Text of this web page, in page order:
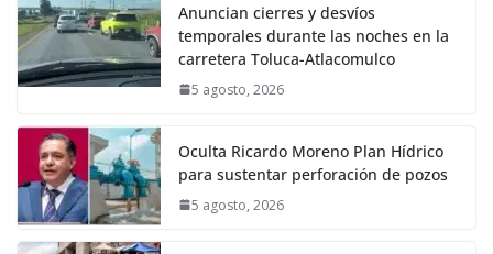
Anuncian cierres y desvíos
temporales durante las noches en la
carretera Toluca-Atlacomulco
5 agosto, 2026
Oculta Ricardo Moreno Plan Hídrico
para sustentar perforación de pozos
5 agosto, 2026